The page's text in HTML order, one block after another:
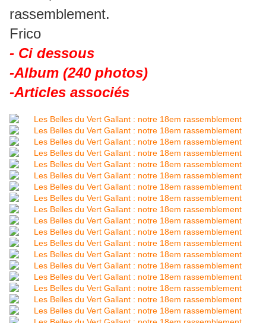
rassemblement.
Frico
- Ci dessous
-Album (240 photos)
-Articles associés